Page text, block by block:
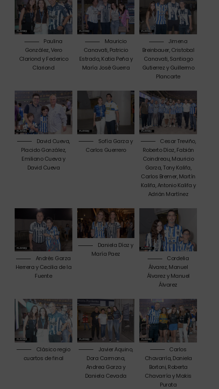
Paulina
González, Vero
Clariond y Federico
Clariond
Mauricio
Canavati, Patricio
Estrada, Katia Peña y
María José Guerra
Jimena
Breinbauer, Cristobal
Canavati, Santiago
Gutierrez y Guillermo
Plancarte
David Cueva,
Placido González,
Emiliano Cueva y
David Cueva
Sofía Garza y
Carlos Guerrero
Cesar Treviño,
Roberto Díaz, Fabián
Coindreau, Mauricio
Garza, Tony Kalifa,
Carlos Bremer, Martín
Kalifa, Antonio Kalifa y
Adrián Martínez
Andrés Garza
Herrera y Cecilia de la
Fuente
Daniela Díaz y
María Paez
Cordelia
Álvarez, Manuel
Álvarez y Manuel
Álvarez
Clásico regio
cuartos de final
Javier Aquino,
Dora Carmona,
Andrea Garza y
Daniela Cevada
Carlos
Chavarría, Daniela
Bortoni, Roberta
Chavarría y Makis
Purata